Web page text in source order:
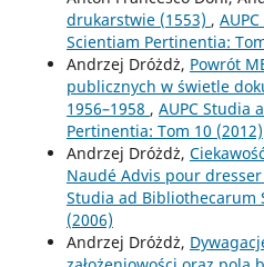
drukarstwie (1553) ,
Scientiam Pertinentia:
Andrzej Dróżdż, Powrót
publicznych w świetle
1956–1958 , AUPC Studia
Pertinentia: Tom 10 (2012)
Andrzej Dróżdż,
Naudé Advis pour
Studia ad Bibliothecarum
(2006)
Andrzej Dróżdż,